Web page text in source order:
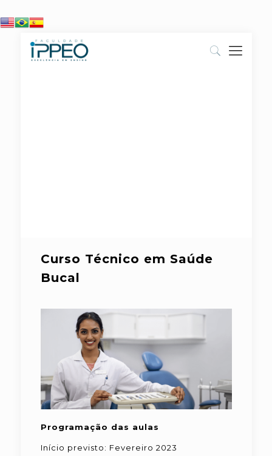
Curso Técnico em Saúde
Bucal
Programação das aulas
Início previsto: Fevereiro 2023